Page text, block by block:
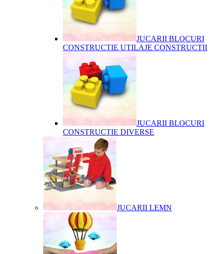
JUCARII BLOCURI
CONSTRUCTIE UTILAJE CONSTRUCTII
JUCARII BLOCURI
CONSTRUCTIE DIVERSE
JUCARII LEMN